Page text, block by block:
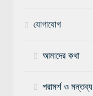
যোগাযোগ
আমাদের কথা
পরামর্শ ও মন্তব্য